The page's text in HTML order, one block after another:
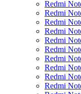
Redmi
Redmi
Redmi
Redmi
Redmi
Redmi
Redmi
Redmi
Redmi
Redmi